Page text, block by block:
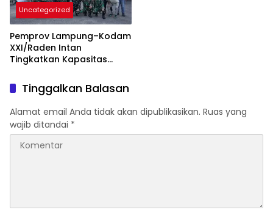
Uncategorized
Pemprov Lampung–Kodam
XXI/Raden Intan
Tingkatkan Kapasitas
Komunikasi Publik
Tinggalkan Balasan
Alamat email Anda tidak akan dipublikasikan. Ruas yang
wajib ditandai *